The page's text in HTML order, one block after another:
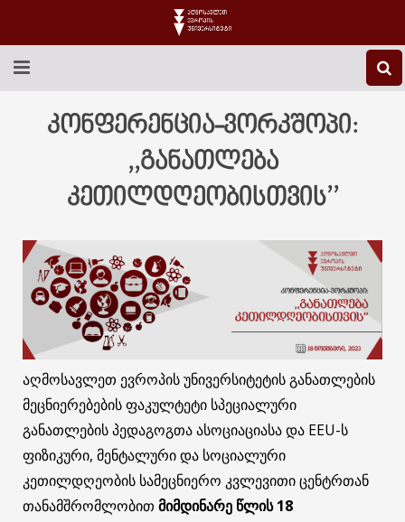
EEU-Ს ᲨᲔᲡᲐᲮᲔᲑ
ᲑᲘᲑᲚᲘᲝᲗᲔᲙᲐ
ᲡᲢᲣᲓᲔᲜᲢᲣᲠᲘ ᲪᲮᲝᲕᲠᲔᲑᲐ
ᲙᲝᲜᲢᲐᲥᲢᲘ
კონფერენცია-ვორკშოპი:
,,განათლება
კეთილდღეობისთვის’’
აღმოსავლეთ ევროპის უნივერსიტეტის განათლების
მეცნიერებების ფაკულტეტი სპეციალური
განათლების პედაგოგთა ასოციაციასა და EEU-ს
ფიზიკური, მენტალური და სოციალური
კეთილდღეობის სამეცნიერო კვლევითი ცენტრთან
თანამშრომლობით მიმდინარე წლის 18